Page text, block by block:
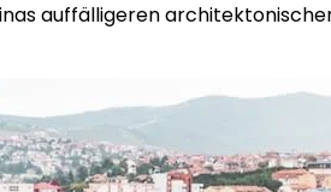
auffälligeren